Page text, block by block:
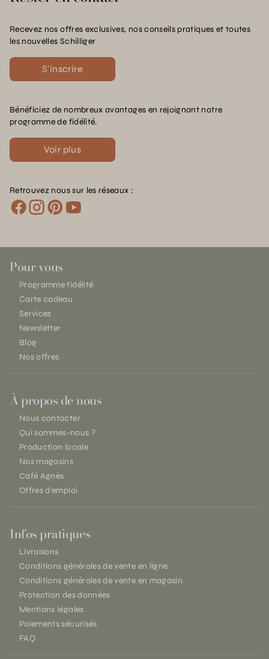
Recevez nos offres exclusives, nos conseils pratiques et toutes
les nouvelles Schilliger
S'inscrire
Bénéficiez de nombreux avantages en rejoignant notre
programme de fidélité.
Voir plus
Retrouvez nous sur les réseaux :
Pour vous
Programme fidélité
Carte cadeau
Services
Newsletter
Blog
Nos offres
À propos de nous
Nous contacter
Qui sommes-nous ?
Production locale
Nos magasins
Café Agnès
Offres d'emploi
Infos pratiques
Livraisons
Conditions générales de vente en ligne
Conditions générales de vente en magasin
Protection des données
Mentions légales
Paiements sécurisés
FAQ